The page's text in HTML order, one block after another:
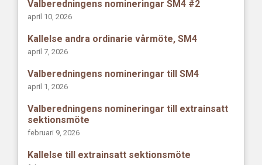
Valberedningens nomineringar SM4 #2
april 10, 2026
Kallelse andra ordinarie vårmöte, SM4
april 7, 2026
Valberedningens nomineringar till SM4
april 1, 2026
Valberedningens nomineringar till extrainsatt
sektionsmöte
februari 9, 2026
Kallelse till extrainsatt sektionsmöte